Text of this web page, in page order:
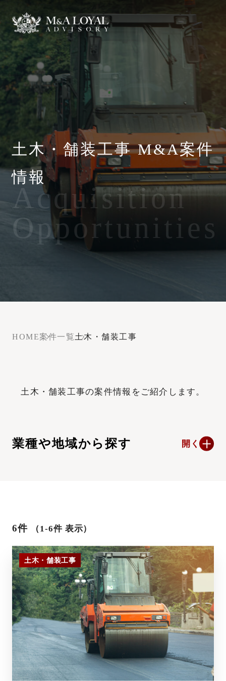
Acquisition
Opportunities
土木・舗装工事 M&A案件
情報
HOME案件一覧土木・舗装工事
土木・舗装工事の案件情報をご紹介します。
業種や地域から探す 開く
6件 （1-6件 表示）
土木・舗装工事